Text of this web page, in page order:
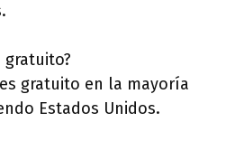
gratuito?
gratuito en la mayoría
Estados Unidos.